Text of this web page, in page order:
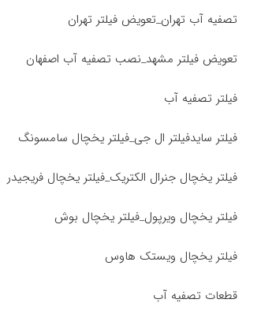
تصفیه آب تهران_تعویض فیلتر تهران
تعویض فیلتر مشهد_نصب تصفیه آب اصفهان
فیلتر تصفیه آب
فیلتر سایدفیلتر ال جی_فیلتر یخچال سامسونگ
فیلتر یخچال جنرال الکتریک_فیلتر یخچال فریجیدر
فیلتر یخچال ویرپول_فیلتر یخچال بوش
فیلتر یخچال ویستک هاوس
قطعات تصفیه آب